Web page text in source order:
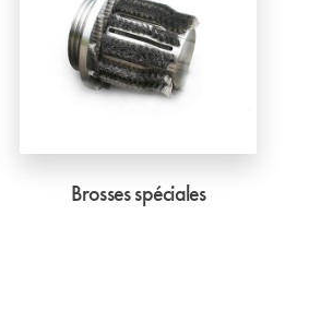
Brosses spéciales